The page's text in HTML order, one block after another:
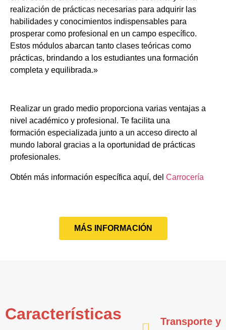
realización de prácticas necesarias para adquirir las
habilidades y conocimientos indispensables para
prosperar como profesional en un campo específico.
Estos módulos abarcan tanto clases teóricas como
prácticas, brindando a los estudiantes una formación
completa y equilibrada.»
Realizar un grado medio proporciona varias ventajas a
nivel académico y profesional. Te facilita una
formación especializada junto a un acceso directo al
mundo laboral gracias a la oportunidad de prácticas
profesionales.
Obtén más información específica aquí, del Carrocería
MÁS INFORMACIÓN
Características
Transporte y